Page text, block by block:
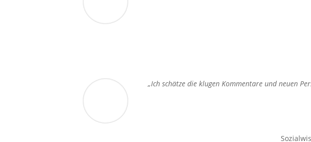
„Ich schätze die klugen Kommentare und neuen